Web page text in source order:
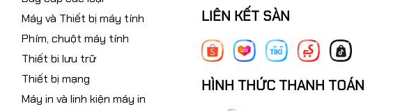
Máy và Thiết bị máy tính
Phím, chuột máy tính
Thiết bi lưu trữ
Thiết bị mạng
Máy in và linh kiện máy in
LIÊN KẾT SÀN
HÌNH THỨC THANH TOÁN